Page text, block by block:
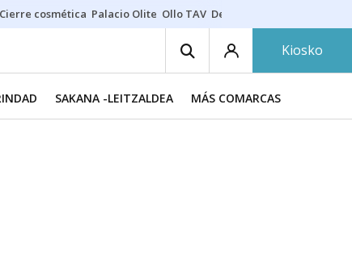
Cierre cosmética Palacio Olite Ollo TAV Derrama vecinos
Kiosko
SAKANA -LEITZALDEA MÁS COMARCAS